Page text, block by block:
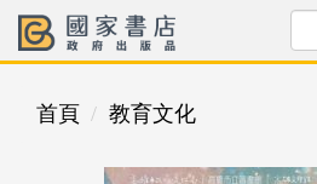
首頁 教育文化